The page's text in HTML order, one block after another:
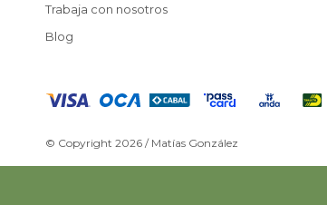
Trabaja con nosotros
Blog
© Copyright 2026 / Matías González